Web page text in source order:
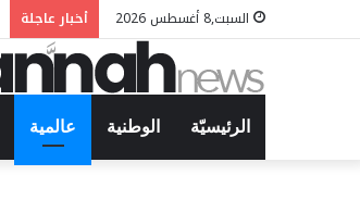
السبت,8 أغسطس 2026 أخبار عاجلة
الرئيسيّة الوطنية عالمية